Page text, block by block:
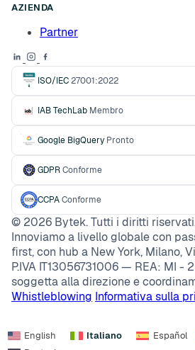
AZIENDA
Partner
ISO/IEC27001:2022
IAB TechLab Membro
Google BigQuery Pronto
GDPRConforme
CCPAConforme
© 2026 Bytek. Tutti i diritti
Innoviamo a livello globale con
first, con hub a New York, Milano,
P.IVA IT13056731006 — REA: MI -
soggetta alla direzione e
Whistleblowing Informativa sulla
English Italiano Español